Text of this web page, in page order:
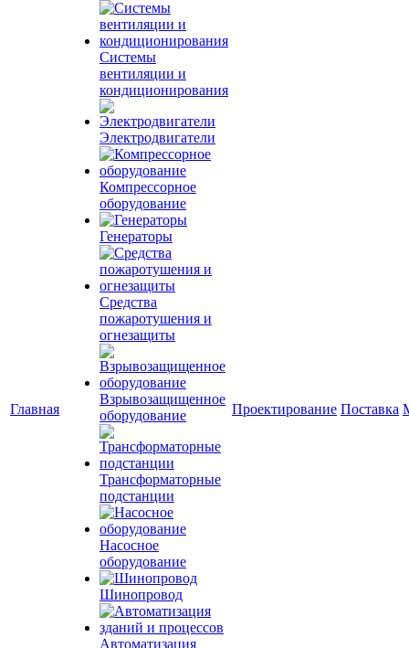
Главная
Системы
вентиляции и
кондиционирования
Электродвигатели
Компрессорное
оборудование
Генераторы
Средства
пожаротушения и
огнезащиты
Взрывозащищенное
оборудование
Трансформаторные
подстанции
Насосное
оборудование
Шинопровод
Автоматизация
Проектирование Поставка